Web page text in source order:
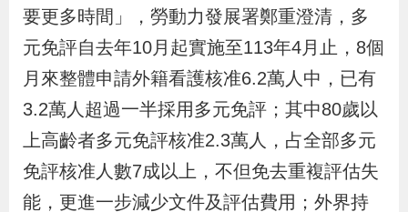
服
務
業
務
專
區
要更多時間」，勞動力發展署鄭重澄清，多
元免評自去年10月起實施至113年4月止，8個
月來整體申請外籍看護核准6.2萬人中，已有
3.2萬人超過一半採用多元免評；其中80歲以
上高齡者多元免評核准2.3萬人，占全部多元
免評核准人數7成以上，不但免去重複評估失
能，更進一步減少文件及評估費用；外界持